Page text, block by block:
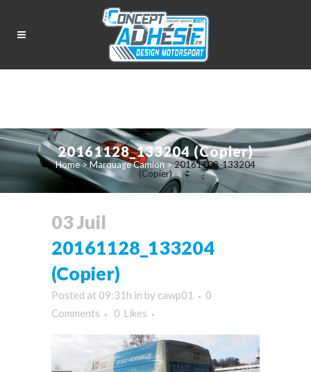
20161128_133204 (Copier)
Home>Marquage Camion>20161128_133204
(Copier)
03 Juil
20161128_133204
(Copier)
Posted at 09:31h in by cawp01
0
Comments
0 Likes